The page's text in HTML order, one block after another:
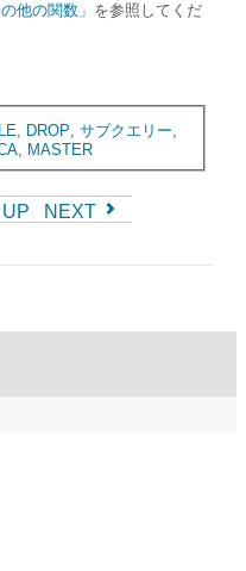
他の関数」 を参照してくだ
DROP サブクエリー
, MASTER
UP NEXT